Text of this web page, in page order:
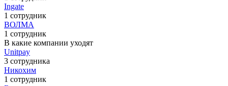
Ingate
1 сотрудник
ВОЛМА
1 сотрудник
В какие компании уходят
Unitpay
3 сотрудника
Никохим
1 сотрудник